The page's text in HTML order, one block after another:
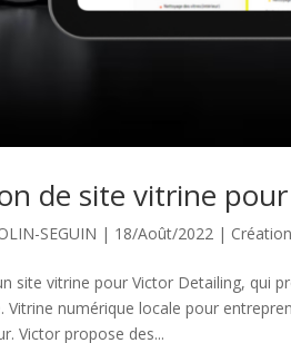
de site vitrine
SEGUIN | 18/Août/2022 |
site vitrine pour Victor Detailing, qui
Vitrine numérique locale pour
Victor propose des...